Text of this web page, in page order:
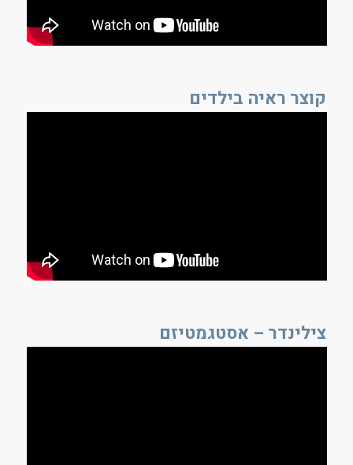
קוצר ראיה בילדים
צילינדר – אסטגמטיזם